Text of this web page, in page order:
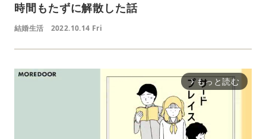
時間もたずに解散した話
結婚生活 2022.10.14 Fri
arrow_forward_ios もっと読む